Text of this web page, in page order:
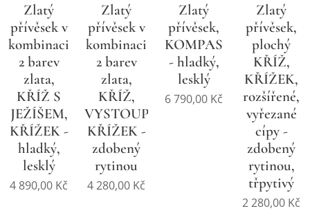
Zlatý
přívěsek v
kombinaci
2 barev
zlata,
KŘÍŽ S
JEŽÍŠEM,
KŘÍŽEK -
hladký,
lesklý
4 890,00 Kč
Zlatý
přívěsek v
kombinaci
2 barev
zlata,
KŘÍŽ,
VYSTOUPLÝ
KŘÍŽEK -
zdobený
rytinou
4 280,00 Kč
Zlatý
přívěsek,
KOMPAS
- hladký,
lesklý
6 790,00 Kč
Zlatý
přívěsek,
plochý
KŘÍŽ,
KŘÍŽEK,
rozšířené,
vyřezané
cípy -
zdobený
rytinou,
třpytivý
2 280,00 Kč